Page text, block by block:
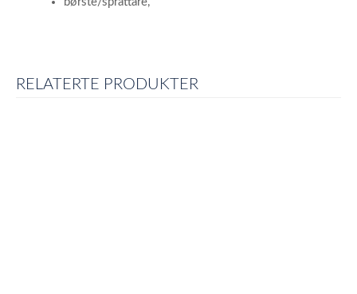
RELATERTE PRODUKTER